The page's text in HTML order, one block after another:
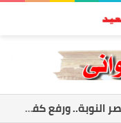
محافظ أسوان يتابع تطوير الإنارة بنصر النوبة.. ورفع كفاءة الطرق لخدمة المواطنين